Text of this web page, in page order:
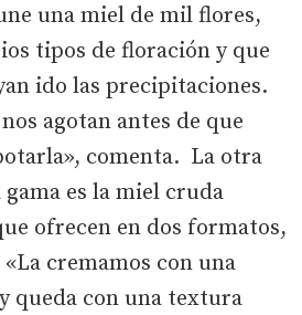
una miel de mil flores,
tipos de floración y que
ido las precipitaciones.
agotan antes de que
comenta. La otra
es la miel cruda
ofrecen en dos formatos,
cremamos con una
queda con una textura